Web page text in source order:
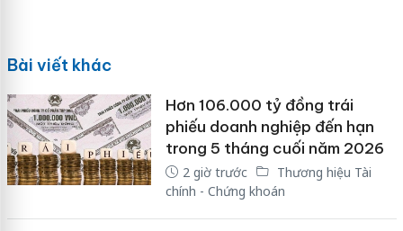
Bài viết khác
Hơn 106.000 tỷ đồng trái
phiếu doanh nghiệp đến hạn
trong 5 tháng cuối năm 2026
2 giờ trước
Thương hiệu Tài
chính - Chứng khoán